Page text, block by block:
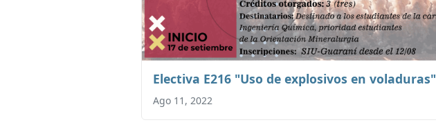
Electiva E216 "Uso de explosivos en voladuras"
Ago 11, 2022